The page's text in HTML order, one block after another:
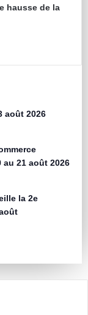
hausse de la
août 2026
21 août 2026
la 2e